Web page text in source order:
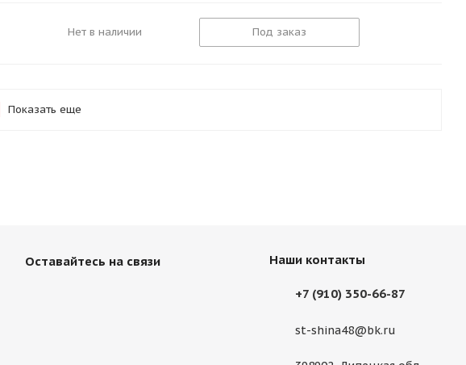
Нет в наличии Под заказ
Показать еще
Оставайтесь на связи Наши контакты
+7 (910) 350-66-87
st-shina48@bk.ru